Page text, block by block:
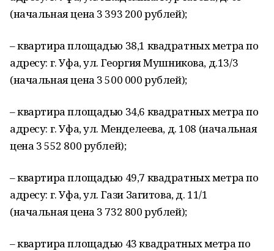
(начальная цена 3 393 200 рублей);
– квартира площадью 38,1 квадратных метра по
адресу: г. Уфа, ул. Георгия Мушникова, д.13/3
(начальная цена 3 500 000 рублей);
– квартира площадью 34,6 квадратных метра по
адресу: г. Уфа, ул. Менделеева, д. 108 (начальная
цена 3 552 800 рублей);
– квартира площадью 49,7 квадратных метра по
адресу: г. Уфа, ул. Гази Загитова, д. 11/1
(начальная цена 3 732 800 рублей);
– квартира площадью 43 квадратных метра по